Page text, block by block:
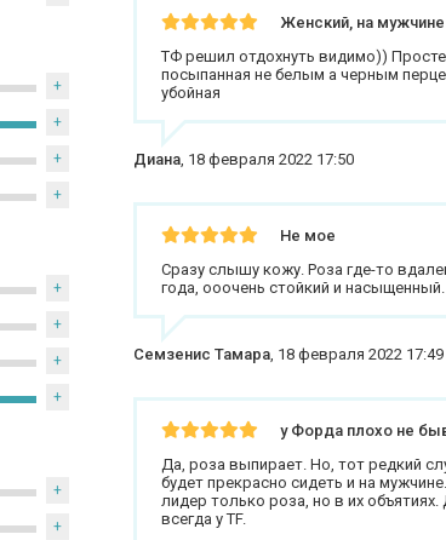
+
+
+
+
+
+
+
+
+
+
Женский, на
ТФ решил отдохнуть видимо))
посыпанная не белым а черным
убойная
Диана, 18 февраля 2022 17:50
Не мое
Сразу слышу кожу. Роза где-то
года, ооочень стойкий и
Семзенис Тамара, 18 февраля 2022 17:49
у Форда плохо не
Да, роза выпирает. Но, тот редкий
будет прекрасно сидеть и на
лидер только роза, но в их
всегда у TF.